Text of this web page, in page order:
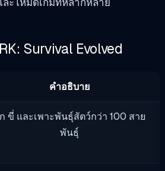
Survival Evolved
คำอธิบาย
ขี่ และเพาะพันธุ์สัตว์กว่า 100 สาย
พันธุ์